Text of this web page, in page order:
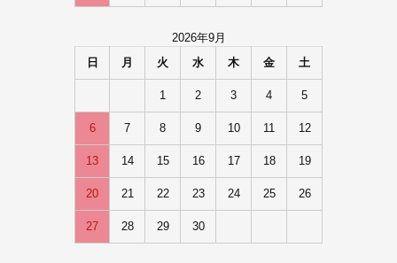
2026年9月
日
月 火 水 木 金 土
1 2 3 4 5
6 7 8 9 10 11 12
13 14 15 16 17 18 19
20 21 22 23 24 25 26
27 28 29 30